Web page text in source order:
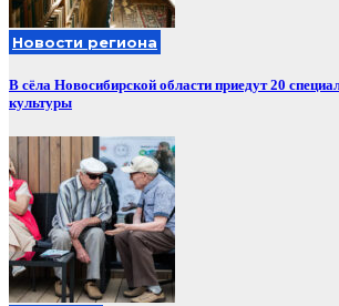
Новости региона
В сёла Новосибирской области приедут 20
культуры